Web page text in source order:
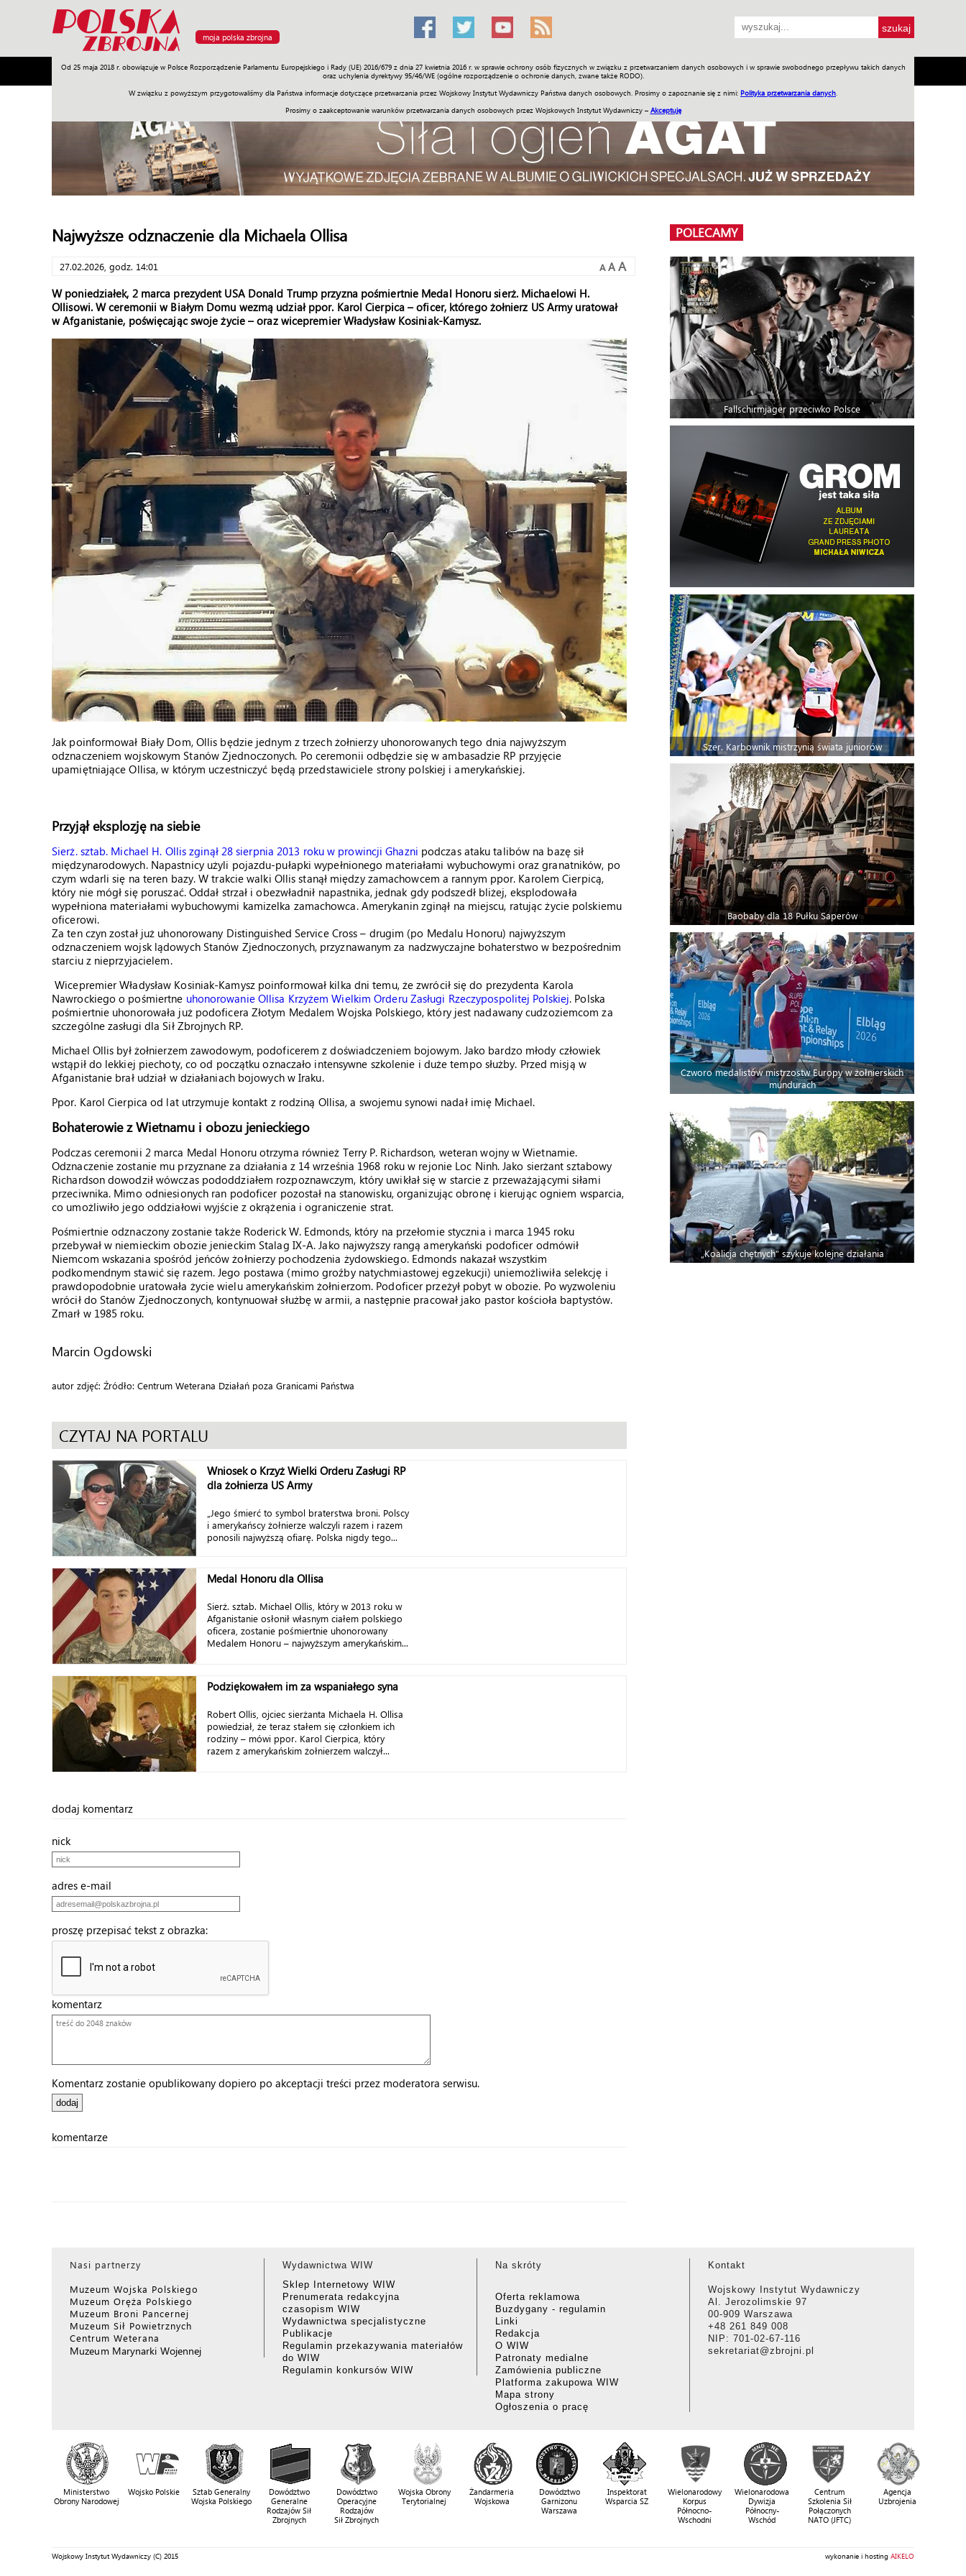
moja polska zbrojna
Od 25 maja 2018 r. obowiązuje w Polsce Rozporządzenie Parlamentu Europejskiego i Rady (UE) 2016/679 z dnia 27 kwietnia 2016 r. w sprawie ochrony osób fizycznych w związku z przetwarzaniem danych osobowych i w sprawie swobodnego przepływu takich danych
oraz uchylenia dyrektywy 95/46/WE (ogólne rozporządzenie o ochronie danych, zwane także RODO).
W związku z powyższym przygotowaliśmy dla Państwa informacje dotyczące przetwarzania przez Wojskowy Instytut Wydawniczy Państwa danych osobowych. Prosimy o zapoznanie się z nimi: Polityka przetwarzania danych
Prosimy o zaakceptowanie warunków przetwarzania danych osobowych przez Wojskowych Instytut Wydawniczy – Akceptuję
Armia Poligon Sprzęt Misje Polityka Prawo Świat Społeczność Sport Historia Galerie Wideo ENGLISH SKLEP Jednodniówki Praca w WIW
Najwyższe odznaczenie dla Michaela Ollisa
27.02.2026, godz. 14:01 A A A
W poniedziałek, 2 marca prezydent USA Donald Trump przyzna pośmiertnie Medal Honoru sierż. Michaelowi H.
Ollisowi. W ceremonii w Białym Domu wezmą udział ppor. Karol Cierpica – oficer, którego żołnierz US Army uratował
w Afganistanie, poświęcając swoje życie – oraz wicepremier Władysław Kosiniak-Kamysz.
Jak poinformował Biały Dom, Ollis będzie jednym z trzech żołnierzy uhonorowanych tego dnia najwyższym
odznaczeniem wojskowym Stanów Zjednoczonych. Po ceremonii odbędzie się w ambasadzie RP przyjęcie
upamiętniające Ollisa, w którym uczestniczyć będą przedstawiciele strony polskiej i amerykańskiej.
Przyjął eksplozję na siebie
Sierż. sztab. Michael H. Ollis zginął 28 sierpnia 2013 roku w prowincji Ghazni podczas ataku talibów na bazę sił
międzynarodowych. Napastnicy użyli pojazdu-pułapki wypełnionego materiałami wybuchowymi oraz granatników, po
czym wdarli się na teren bazy. W trakcie walki Ollis stanął między zamachowcem a rannym ppor. Karolem Cierpicą,
który nie mógł się poruszać. Oddał strzał i obezwładnił napastnika, jednak gdy podszedł bliżej, eksplodowała
wypełniona materiałami wybuchowymi kamizelka zamachowca. Amerykanin zginął na miejscu, ratując życie polskiemu
oficerowi.
Za ten czyn został już uhonorowany Distinguished Service Cross – drugim (po Medalu Honoru) najwyższym
odznaczeniem wojsk lądowych Stanów Zjednoczonych, przyznawanym za nadzwyczajne bohaterstwo w bezpośrednim
starciu z nieprzyjacielem.
Wicepremier Władysław Kosiniak-Kamysz poinformował kilka dni temu, że zwrócił się do prezydenta Karola
Nawrockiego o pośmiertne uhonorowanie Ollisa Krzyżem Wielkim Orderu Zasługi Rzeczypospolitej Polskiej. Polska
pośmiertnie uhonorowała już podoficera Złotym Medalem Wojska Polskiego, który jest nadawany cudzoziemcom za
szczególne zasługi dla Sił Zbrojnych RP.
Michael Ollis był żołnierzem zawodowym, podoficerem z doświadczeniem bojowym. Jako bardzo młody człowiek
wstąpił do lekkiej piechoty, co od początku oznaczało intensywne szkolenie i duże tempo służby. Przed misją w
Afganistanie brał udział w działaniach bojowych w Iraku.
Ppor. Karol Cierpica od lat utrzymuje kontakt z rodziną Ollisa, a swojemu synowi nadał imię Michael.
Bohaterowie z Wietnamu i obozu jenieckiego
Podczas ceremonii 2 marca Medal Honoru otrzyma również Terry P. Richardson, weteran wojny w Wietnamie.
Odznaczenie zostanie mu przyznane za działania z 14 września 1968 roku w rejonie Loc Ninh. Jako sierżant sztabowy
Richardson dowodził wówczas pododdziałem rozpoznawczym, który uwikłał się w starcie z przeważającymi siłami
przeciwnika. Mimo odniesionych ran podoficer pozostał na stanowisku, organizując obronę i kierując ogniem wsparcia,
co umożliwiło jego oddziałowi wyjście z okrążenia i ograniczenie strat.
Pośmiertnie odznaczony zostanie także Roderick W. Edmonds, który na przełomie stycznia i marca 1945 roku
przebywał w niemieckim obozie jenieckim Stalag IX-A. Jako najwyższy rangą amerykański podoficer odmówił
Niemcom wskazania spośród jeńców żołnierzy pochodzenia żydowskiego. Edmonds nakazał wszystkim
podkomendnym stawić się razem. Jego postawa (mimo groźby natychmiastowej egzekucji) uniemożliwiła selekcję i
prawdopodobnie uratowała życie wielu amerykańskim żołnierzom. Podoficer przeżył pobyt w obozie. Po wyzwoleniu
wrócił do Stanów Zjednoczonych, kontynuował służbę w armii, a następnie pracował jako pastor kościoła baptystów.
Zmarł w 1985 roku.
Marcin Ogdowski
autor zdjęć: Źródło: Centrum Weterana Działań poza Granicami Państwa
CZYTAJ NA PORTALU
Wniosek o Krzyż Wielki Orderu Zasługi RP
dla żołnierza US Army
„Jego śmierć to symbol braterstwa broni. Polscy
i amerykańscy żołnierze walczyli razem i razem
ponosili najwyższą ofiarę. Polska nigdy tego...
Medal Honoru dla Ollisa
Sierż. sztab. Michael Ollis, który w 2013 roku w
Afganistanie osłonił własnym ciałem polskiego
oficera, zostanie pośmiertnie uhonorowany
Medalem Honoru – najwyższym amerykańskim...
Podziękowałem im za wspaniałego syna
Robert Ollis, ojciec sierżanta Michaela H. Ollisa
powiedział, że teraz stałem się członkiem ich
rodziny – mówi ppor. Karol Cierpica, który
razem z amerykańskim żołnierzem walczył...
dodaj komentarz
nick
adres e-mail
proszę przepisać tekst z obrazka:
komentarz
Komentarz zostanie opublikowany dopiero po akceptacji treści przez moderatora serwisu.
komentarze
POLECAMY
Fallschirmjäger przeciwko Polsce
Szer. Karbownik mistrzynią świata juniorów
Baobaby dla 18 Pułku Saperów
Czworo medalistów mistrzostw Europy w żołnierskich
mundurach
„Koalicja chętnych” szykuje kolejne działania
Nasi partnerzy
Muzeum Wojska Polskiego
Muzeum Oręża Polskiego
Muzeum Broni Pancernej
Muzeum Sił Powietrznych
Centrum Weterana
Muzeum Marynarki Wojennej
Wydawnictwa WIW
Sklep Internetowy WIW
Prenumerata redakcyjna
czasopism WIW
Wydawnictwa specjalistyczne
Publikacje
Regulamin przekazywania materiałów
do WIW
Regulamin konkursów WIW
Na skróty
Oferta reklamowa
Buzdygany - regulamin
Linki
Redakcja
O WIW
Patronaty medialne
Zamówienia publiczne
Platforma zakupowa WIW
Mapa strony
Ogłoszenia o pracę
Kontakt
Wojskowy Instytut Wydawniczy
Al. Jerozolimskie 97
00-909 Warszawa
+48 261 849 008
NIP: 701-02-67-116
sekretariat@zbrojni.pl
Ministerstwo
Obrony Narodowej
Wojsko Polskie
Sztab Generalny
Wojska Polskiego
Dowództwo
Generalne
Rodzajów Sił
Zbrojnych
Dowództwo
Operacyjne
Rodzajów
Sił Zbrojnych
Wojska Obrony
Terytorialnej
Żandarmeria
Wojskowa
Dowództwo
Garnizonu
Warszawa
Inspektorat
Wsparcia SZ
Wielonarodowy
Korpus
Północno-
Wschodni
Wielonarodowa
Dywizja
Północny-
Wschód
Centrum
Szkolenia Sił
Połączonych
NATO (JFTC)
Agencja
Uzbrojenia
Wojskowy Instytut Wydawniczy (C) 2015 wykonanie i hosting AIKELO